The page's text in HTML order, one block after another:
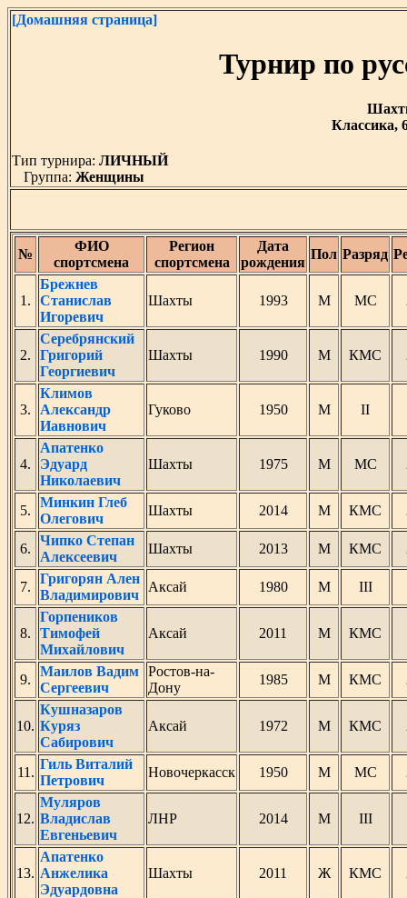
[Домашняя страница]
Турнир по
Классика,
Тип турнира: ЛИЧНЫЙ
Группа: Женщины
№
ФИО
спортсмена
Регион
спортсмена
Дата
рождения
Пол Разряд
1.
Брежнев
Станислав
Игоревич
Шахты 1993 М МС
2.
Серебрянский
Григорий
Георгиевич
Шахты 1990 М КМС
3.
Климов
Александр
Иавнович
Гуково 1950 М II
4.
Апатенко
Эдуард
Николаевич
Шахты 1975 М МС
5.
Минкин Глеб
Олегович
Шахты 2014 М КМС
6.
Чипко Степан
Алексеевич
Шахты 2013 М КМС
7.
Григорян Ален
Владимирович
Аксай 1980 М III
8.
Горпеников
Тимофей
Михайлович
Аксай 2011 М КМС
9.
Маилов Вадим
Сергеевич
Ростов-на-
Дону
1985 М КМС
10.
Кушназаров
Куряз
Сабирович
Аксай 1972 М КМС
11.
Гиль Виталий
Петрович
Новочеркасск 1950 М МС
12.
Муляров
Владислав
Евгеньевич
ЛНР 2014 М III
13.
Апатенко
Анжелика
Эдуардовна
Шахты 2011 Ж КМС